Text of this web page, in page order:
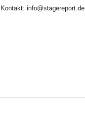
Kontakt: info@stagereport.de